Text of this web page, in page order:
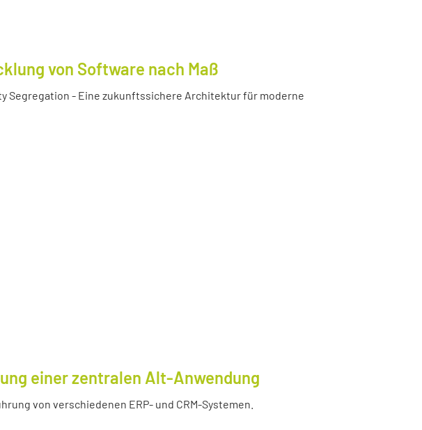
von Software nach Maß
Segregation - Eine zukunftssichere Architektur für moderne
einer zentralen Alt-Anwendung
von verschiedenen ERP- und CRM-Systemen.